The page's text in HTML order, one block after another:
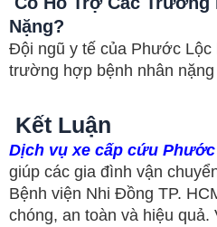
Nặng?
Đội ngũ y tế của Phước Lộc
trường hợp bệnh nhân
Kết Luận
Dịch vụ xe cấp cứu
giúp các gia đình vận
Bệnh viện Nhi Đồng TP.
chóng, an toàn và hiệu quả.